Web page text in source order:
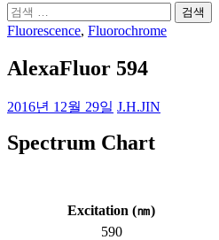
검
색:
Fluorescence, Fluorochrome
AlexaFluor 594
2016년 12월 29일 J.H.JIN
Spectrum Chart
Excitation (㎚)
590